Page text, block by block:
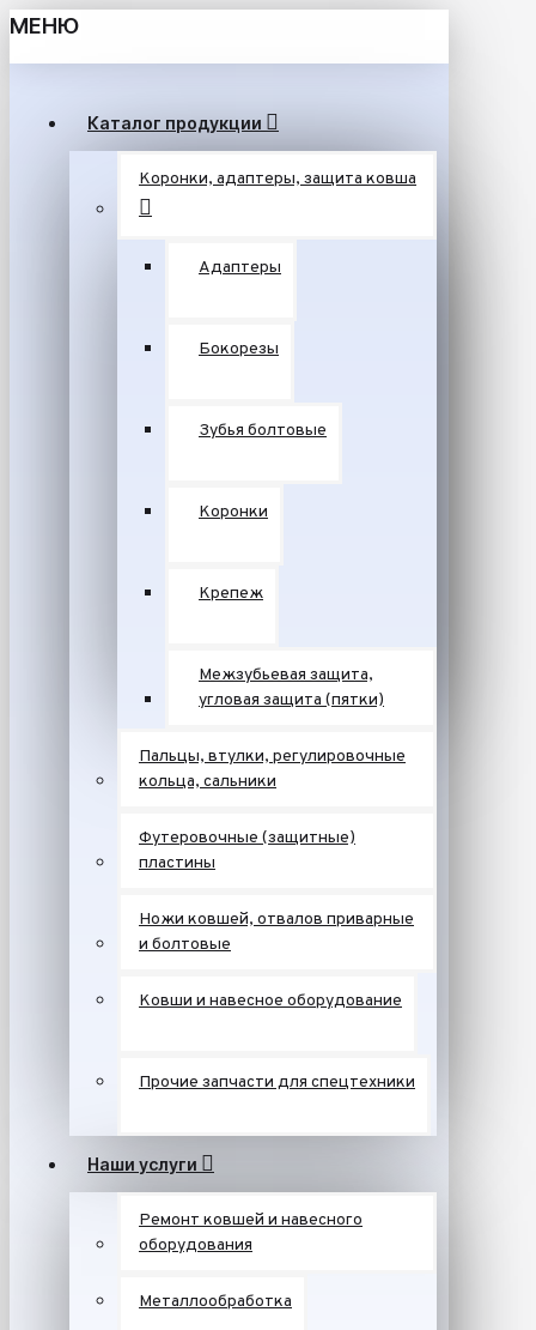
МЕНЮ
Каталог продукции
Коронки, адаптеры, защита ковша
Адаптеры
Бокорезы
Зубья болтовые
Коронки
Крепеж
Межзубьевая защита,
угловая защита (пятки)
Пальцы, втулки, регулировочные
кольца, сальники
Футеровочные (защитные)
пластины
Ножи ковшей, отвалов приварные
и болтовые
Ковши и навесное оборудование
Прочие запчасти для спецтехники
Наши услуги
Ремонт ковшей и навесного
оборудования
Металлообработка